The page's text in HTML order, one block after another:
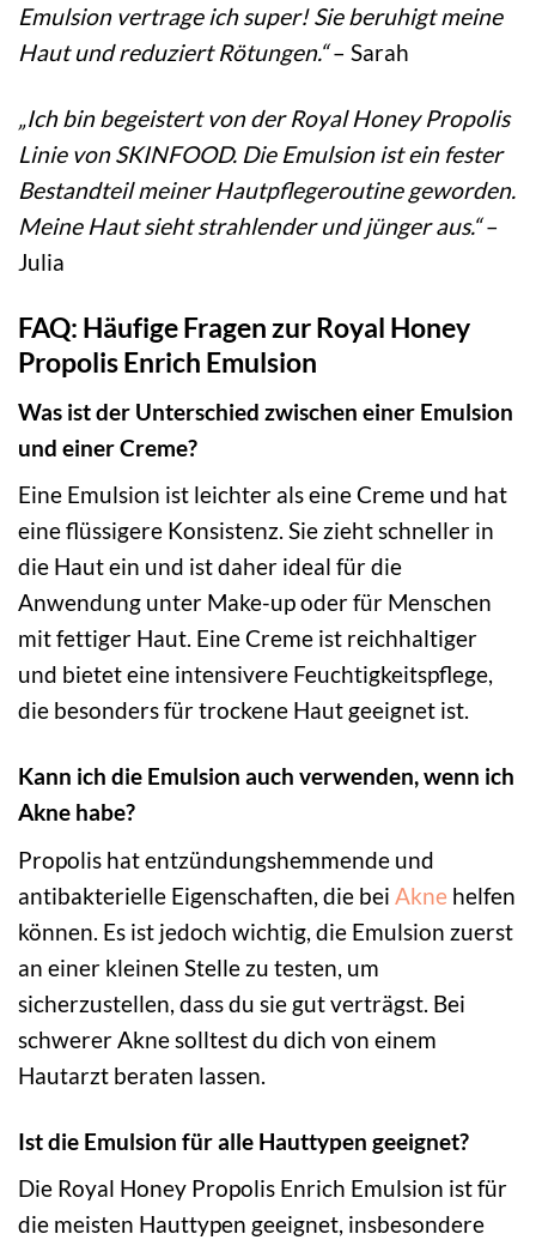
Emulsion vertrage ich super! Sie beruhigt meine
Haut und reduziert Rötungen.“– Sarah
„Ich bin begeistert von der Royal Honey Propolis
Linie von SKINFOOD. Die Emulsion ist ein fester
Bestandteil meiner Hautpflegeroutine geworden.
Meine Haut sieht strahlender und jünger aus.“–
Julia
FAQ: Häufige Fragen zur Royal Honey
Propolis Enrich Emulsion
Was ist der Unterschied zwischen einer Emulsion
und einer Creme?
Eine Emulsion ist leichter als eine Creme und hat
eine flüssigere Konsistenz. Sie zieht schneller in
die Haut ein und ist daher ideal für die
Anwendung unter Make-up oder für Menschen
mit fettiger Haut. Eine Creme ist reichhaltiger
und bietet eine intensivere Feuchtigkeitspflege,
die besonders für trockene Haut geeignet ist.
Kann ich die Emulsion auch verwenden, wenn ich
Akne habe?
Propolis hat entzündungshemmende und
antibakterielle Eigenschaften, die bei Akne helfen
können. Es ist jedoch wichtig, die Emulsion zuerst
an einer kleinen Stelle zu testen, um
sicherzustellen, dass du sie gut verträgst. Bei
schwerer Akne solltest du dich von einem
Hautarzt beraten lassen.
Ist die Emulsion für alle Hauttypen geeignet?
Die Royal Honey Propolis Enrich Emulsion ist für
die meisten Hauttypen geeignet, insbesondere